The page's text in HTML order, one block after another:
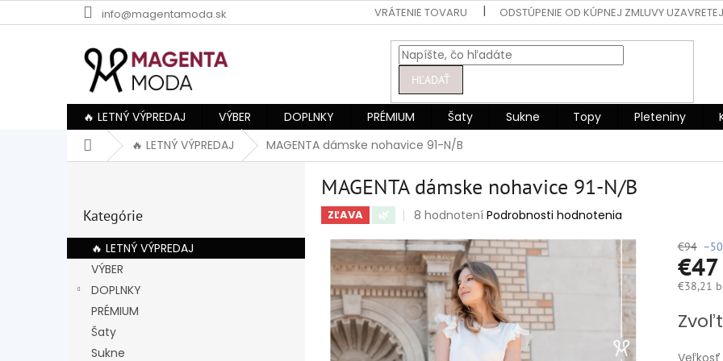
na
info@magentamoda.sk VRÁTENIE TOVARU ODSTÚPENIE OD KÚPNEJ ZMLUVY UZAVRETEJ
HĽADAŤ
🔥 LETNÝ VÝPREDAJ VÝBER DOPLNKY PRÉMIUM Šaty Sukne Topy Pleteniny
Domov🔥 LETNÝ VÝPREDAJ MAGENTA dámske nohavice 91-N/B
ý
p
kategórie
Kategórie
🔥 LETNÝ VÝPREDAJ
VÝBER
DOPLNKY
PRÉMIUM
Šaty
Sukne
MAGENTA dámske nohavice 91-N/B
ZĽAVA 🌿
Priemerné
produktu
je
4,5
z
5
hviezdičiek.
8 hodnotení Podrobnosti hodnotenia
€94
€47
€38,21
cena: